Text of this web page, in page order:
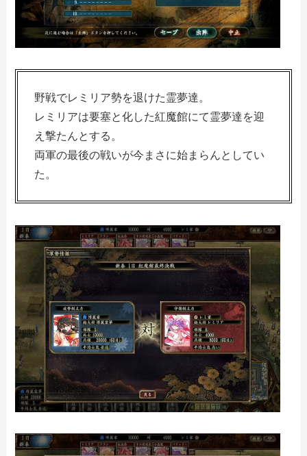
野戦でレミリア勢を退けた霊夢達。
レミリアは要塞と化した紅魔館にて霊夢達を迎
え撃たんとする。
両軍の最後の戦いが今まさに始まらんとしてい
た。